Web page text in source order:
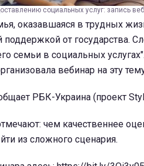
социальных услуг: запись
оказавшаяся в трудных
поддержкой от государства.
семьи в социальных
вебинар на эту
РБК-Украина (проект
чем качественнее
из сложного сценария.